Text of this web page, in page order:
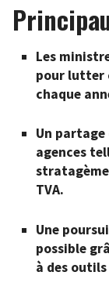
Les
pour lutter
chaque
Un partage
agences
TVA.
Une
possible
à des